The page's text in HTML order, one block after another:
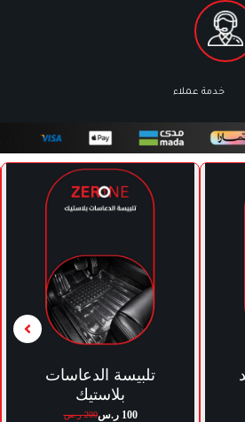
خدمة عملاء
تلبيسة الارضية بلاستيك
1.200 ر.س 600 ر.س